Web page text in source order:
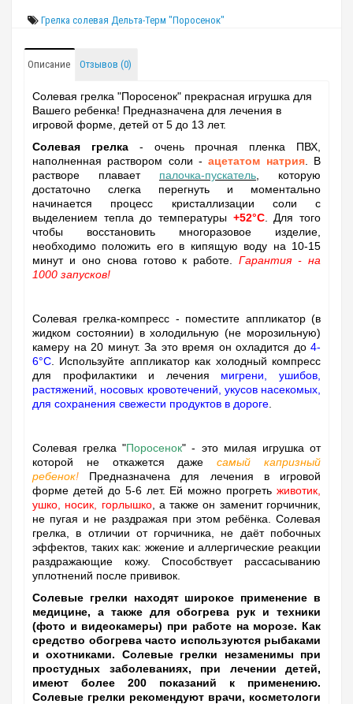
Грелка солевая Дельта-Терм "Поросенок"
Описание Отзывов (0)
Солевая грелка "Поросенок" прекрасная игрушка для
Вашего ребенка! Предназначена для лечения в
игровой форме, детей от 5 до 13 лет.
Солевая грелка- очень прочная пленка ПВХ,
наполненная раствором соли -ацетатом натрия. В
растворе плавает палочка-пускатель , которую
достаточно слегка перегнуть и моментально
начинается процесс кристаллизации соли с
выделением тепла до температуры +52°C. Для того
чтобы восстановить многоразовое изделие,
необходимо положить его в кипящую воду на 10-15
минут и оно снова готово к работе.Гарантия - на
1000 запусков!
Солевая грелка-компресс - поместите аппликатор (в
жидком состоянии) в холодильную (не морозильную)
камеру на 20 минут. За это время он охладится до 4-
6°C . Используйте аппликатор как холодный компресс
для профилактики и лечения мигрени, ушибов,
растяжений, носовых кровотечений, укусов насекомых,
для сохранения свежести продуктов в дороге
Солевая грелка "Поросенок" - это милая игрушка от
которой не откажется дажесамый капризный
ребенок! Предназначена для лечения в игровой
форме детей до 5-6 лет. Ей можно прогреть животик,
ушко, носик, горлышко, а также он заменит горчичник,
не пугая и не раздражая при этом ребёнка. Солевая
грелка, в отличии от горчичника, не даёт побочных
эффектов, таких как: жжение и аллергические реакции
раздражающие кожу. Способствует рассасыванию
уплотнений после прививок.
Солевые грелки находят широкое применение в
медицине, а также для обогрева рук и техники
(фото и видеокамеры) при работе на морозе. Как
средство обогрева часто используются рыбаками
и охотниками. Солевые грелки незаменимы при
простудных заболеваниях, при лечении детей,
имеют более 200 показаний к применению.
Солевые грелки рекомендуют врачи, косметологи